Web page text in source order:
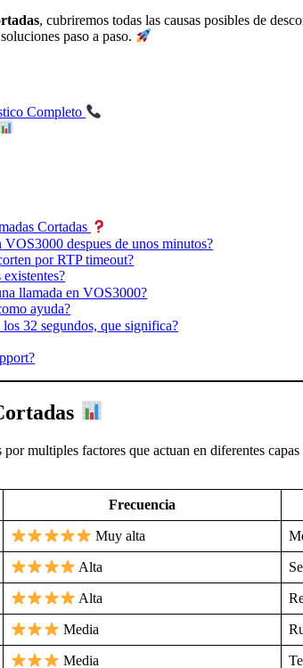
, cubriremos todas las causas posibles de
paso a paso.
Completo
Cortadas
VOS3000 despues de unos minutos?
por RTP timeout?
llamada en VOS3000?
ayuda?
32 segundos, que significa?
por multiples factores que actuan en diferentes
Frecuencia
Muy alta
Alta
Alta
Media
Media